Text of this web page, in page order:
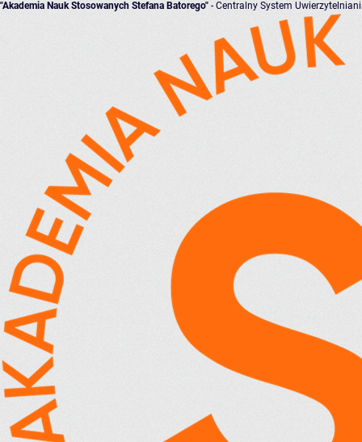
"Akademia Nauk Stosowanych Stefana Batorego" - Centralny System